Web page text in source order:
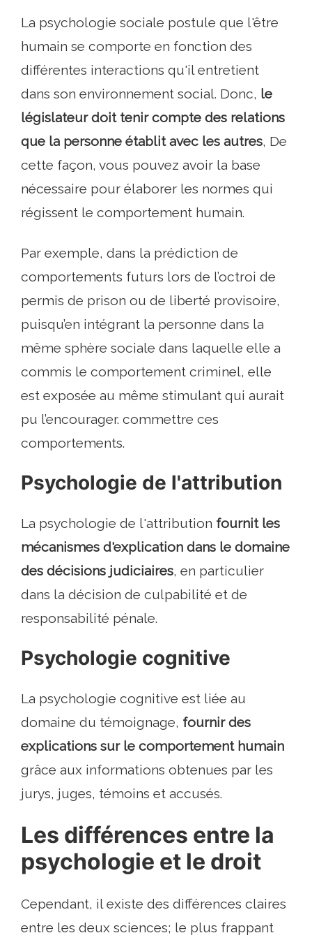
La psychologie sociale postule que l'être
humain se comporte en fonction des
différentes interactions qu'il entretient
dans son environnement social. Donc, le
législateur doit tenir compte des relations
que la personne établit avec les autres, De
cette façon, vous pouvez avoir la base
nécessaire pour élaborer les normes qui
régissent le comportement humain.
Par exemple, dans la prédiction de
comportements futurs lors de l’octroi de
permis de prison ou de liberté provisoire,
puisqu’en intégrant la personne dans la
même sphère sociale dans laquelle elle a
commis le comportement criminel, elle
est exposée au même stimulant qui aurait
pu l’encourager. commettre ces
comportements.
Psychologie de l'attribution
La psychologie de l'attribution fournit les
mécanismes d'explication dans le domaine
des décisions judiciaires, en particulier
dans la décision de culpabilité et de
responsabilité pénale.
Psychologie cognitive
La psychologie cognitive est liée au
domaine du témoignage, fournir des
explications sur le comportement humain
grâce aux informations obtenues par les
jurys, juges, témoins et accusés.
Les différences entre la
psychologie et le droit
Cependant, il existe des différences claires
entre les deux sciences; le plus frappant